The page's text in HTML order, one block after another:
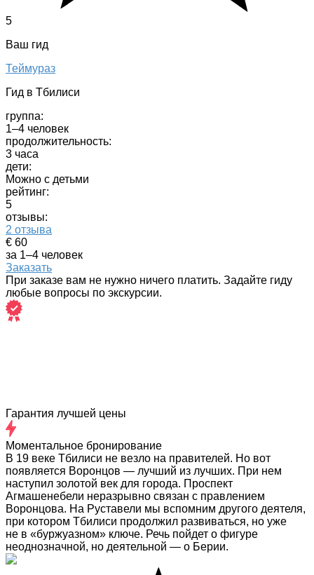
5
Ваш гид
Теймураз
Гид в Тбилиси
группа:
1–4 человек
продолжительность:
3 часа
дети:
Можно с детьми
рейтинг:
5
отзывы:
2 отзыва
€ 60
за 1–4 человек
Заказать
При заказе вам не нужно ничего платить. Задайте гиду
любые вопросы по экскурсии.
Гарантия лучшей цены
Моментальное бронирование
В 19 веке Тбилиси не везло на правителей. Но вот
появляется Воронцов — лучший из лучших. При нем
наступил золотой век для города. Проспект
Агмашенебели неразрывно связан с правлением
Воронцова. На Руставели мы вспомним другого деятеля,
при котором Тбилиси продолжил развиваться, но уже
не в «буржуазном» ключе. Речь пойдет о фигуре
неоднозначной, но деятельной — о Берии.